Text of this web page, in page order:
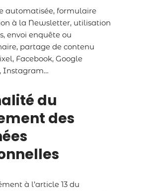
automatisée, formulaire
à la Newsletter, utilisation
envoi enquête ou
partage de contenu
Facebook, Google
Instagram…
du
des
à l’article 13 du